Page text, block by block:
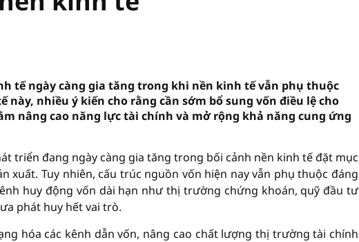
tế ngày càng gia tăng trong khi nền kinh tế vẫn phụ thuộc
nhiều ý kiến cho rằng cần sớm bổ sung vốn điều lệ cho
nâng cao năng lực tài chính và mở rộng khả năng cung ứng
triển đang ngày càng gia tăng trong bối cảnh nền kinh tế đặt mục
xuất. Tuy nhiên, cấu trúc nguồn vốn hiện nay vẫn phụ thuộc đáng
huy động vốn dài hạn như thị trường chứng khoán, quỹ đầu tư
phát huy hết vai trò.
hóa các kênh dẫn vốn, nâng cao chất lượng thị trường tài chính